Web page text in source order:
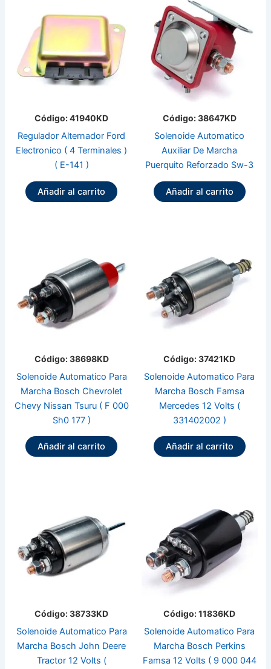
Código: 41940KD
Regulador Alternador Ford
Electronico ( 4 Terminales )
( E-141 )
Añadir al carrito
Código: 38647KD
Solenoide Automatico
Auxiliar De Marcha
Puerquito Reforzado Sw-3
Añadir al carrito
Código: 38698KD
Solenoide Automatico Para
Marcha Bosch Chevrolet
Chevy Nissan Tsuru ( F 000
Sh0 177 )
Añadir al carrito
Código: 37421KD
Solenoide Automatico Para
Marcha Bosch Famsa
Mercedes 12 Volts (
331402002 )
Añadir al carrito
Código: 38733KD
Solenoide Automatico Para
Marcha Bosch John Deere
Tractor 12 Volts (
Código: 11836KD
Solenoide Automatico Para
Marcha Bosch Perkins
Famsa 12 Volts ( 9 000 044